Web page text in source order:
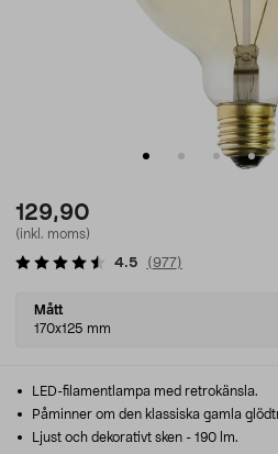
129,90
(inkl. moms)
4.5 (977)
Select
variant
Mått
170x125 mm
LED-filamentlampa med retrokänsla.
Påminner om den klassiska gamla
Ljust och dekorativt sken - 190 lm.